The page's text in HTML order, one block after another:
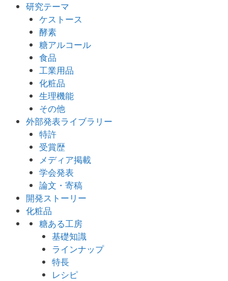
研究テーマ
ケストース
酵素
糖アルコール
食品
工業用品
化粧品
生理機能
その他
外部発表ライブラリー
特許
受賞歴
メディア掲載
学会発表
論文・寄稿
開発ストーリー
化粧品
糖ある工房
基礎知識
ラインナップ
特長
レシピ